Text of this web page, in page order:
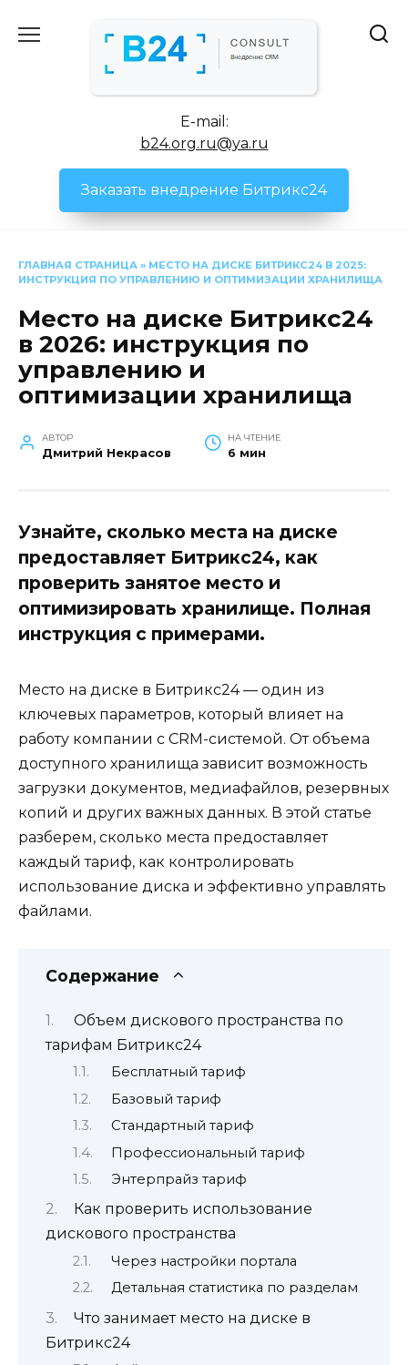
E-mail:
b24.org.ru@ya.ru
Заказать внедрение Битрикс24
ГЛАВНАЯ СТРАНИЦА » МЕСТО НА ДИСКЕ БИТРИКС24 В 2025:
ИНСТРУКЦИЯ ПО УПРАВЛЕНИЮ И ОПТИМИЗАЦИИ ХРАНИЛИЩА
Место на диске Битрикс24
в 2026: инструкция по
управлению и
оптимизации хранилища
АВТОР
Дмитрий Некрасов
НА ЧТЕНИЕ
6 мин
Узнайте, сколько места на диске
предоставляет Битрикс24, как
проверить занятое место и
оптимизировать хранилище. Полная
инструкция с примерами.
Место на диске в Битрикс24 — один из
ключевых параметров, который влияет на
работу компании с CRM-системой. От объема
доступного хранилища зависит возможность
загрузки документов, медиафайлов, резервных
копий и других важных данных. В этой статье
разберем, сколько места предоставляет
каждый тариф, как контролировать
использование диска и эффективно управлять
файлами.
Содержание
Объем дискового пространства по
тарифам Битрикс24
Бесплатный тариф
Базовый тариф
Стандартный тариф
Профессиональный тариф
Энтерпрайз тариф
Как проверить использование
дискового пространства
Через настройки портала
Детальная статистика по разделам
Что занимает место на диске в
Битрикс24